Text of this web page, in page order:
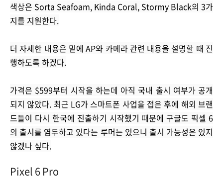
색상은 Sorta Seafoam, Kinda Coral, Stormy Black의 3가
지를 지원한다.
더 자세한 내용은 밑에 AP와 카메라 관련 내용을 설명할 때 진
행하도록 하겠다.
가격은 $599부터 시작을 하는데 아직 국내 출시 여부가 공개
되지 않았다. 최근 LG가 스마트폰 사업을 접은 후에 해외 브랜
드들이 다시 한국에 진출하기 시작했기 때문에 구글도 픽셀 6
의 출시를 염두하고 있다는 루머는 있으니 출시 가능성은 있지
않겠나 싶다.
Pixel 6 Pro